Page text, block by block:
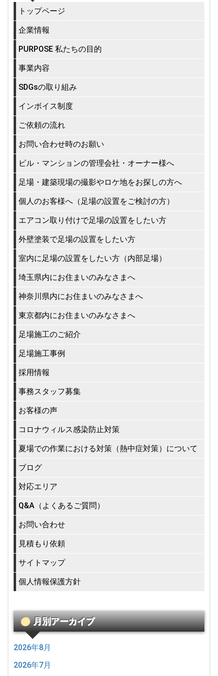
トップページ
企業情報
PURPOSE 私たちの目的
事業内容
SDGsの取り組み
インボイス制度
ご依頼の流れ
お問い合わせ時のお願い
ビル・マンションの管理会社・オーナー様へ
足場・建築現場の撮影やロケ地をお探しの方へ
個人のお客様へ（足場の設置をご検討の方）
エアコン取り付けで足場の設置をしたい方
外壁塗装で足場の設置をしたい方
室内に足場の設置をしたい方（内部足場）
埼玉県内にお住まいのみなさまへ
神奈川県内にお住まいのみなさまへ
東京都内にお住まいのみなさまへ
足場施工のご紹介
足場施工事例
採用情報
事務スタッフ募集
お客様の声
コロナウィルス感染防止対策
夏場での作業における対策（熱中症対策）について
ブログ
対応エリア
Q&A（よくあるご質問）
お問い合わせ
見積もり依頼
サイトマップ
個人情報保護方針
月別アーカイブ
2026年8月
2026年7月